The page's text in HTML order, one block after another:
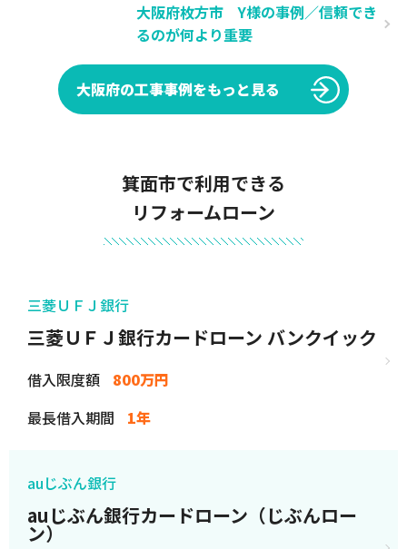
大阪府枚方市 Y様の事例／信頼でき
るのが何より重要
大阪府の工事事例をもっと見る
箕面市で利用できる
リフォームローン
三菱ＵＦＪ銀行
三菱ＵＦＪ銀行カードローン バンクイック
借入限度額
800万円
最長借入期間
1年
auじぶん銀行
auじぶん銀行カードローン（じぶんロー
ン）